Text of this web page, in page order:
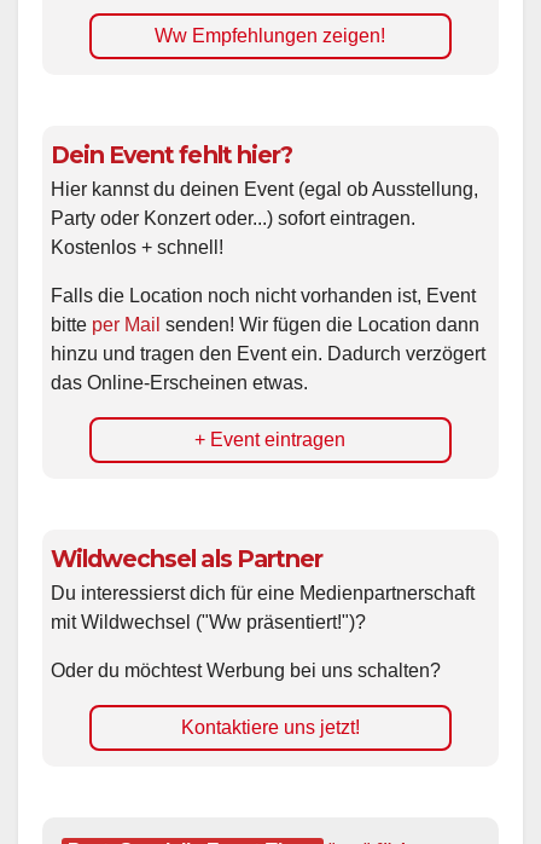
Ww Empfehlungen zeigen!
Dein Event fehlt hier?
Hier kannst du deinen Event (egal ob Ausstellung,
Party oder Konzert oder...) sofort eintragen.
Kostenlos + schnell!
Falls die Location noch nicht vorhanden ist, Event
bitte per Mail senden! Wir fügen die Location dann
hinzu und tragen den Event ein. Dadurch verzögert
das Online-Erscheinen etwas.
+ Event eintragen
Wildwechsel als Partner
Du interessierst dich für eine Medienpartnerschaft
mit Wildwechsel ("Ww präsentiert!")?
Oder du möchtest Werbung bei uns schalten?
Kontaktiere uns jetzt!